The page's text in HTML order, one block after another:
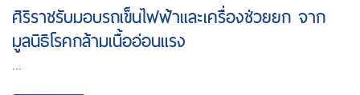
ศิริราชรับมอบรถเข็นไฟฟ้าและเครื่องช่วยยก จาก
มูลนิธิโรคกล้ามเนื้ออ่อนแรง